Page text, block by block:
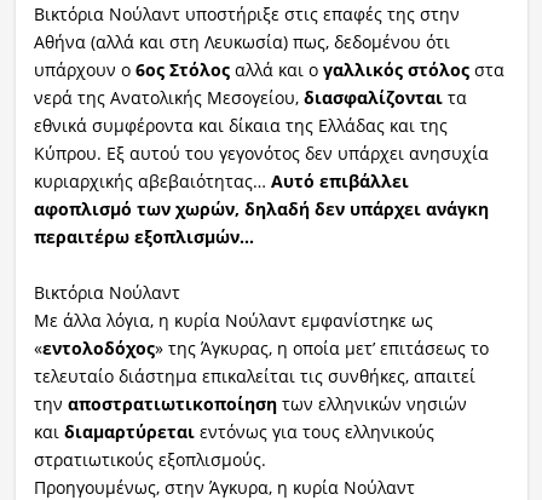
Βικτόρια Νούλαντ υποστήριξε στις επαφές της στην
Αθήνα (αλλά και στη Λευκωσία) πως, δεδομένου ότι
υπάρχουν ο 6ος Στόλοςαλλά και ο γαλλικός στόλοςστα
νερά της Ανατολικής Μεσογείου, διασφαλίζονταιτα
εθνικά συμφέροντα και δίκαια της Ελλάδας και της
Κύπρου. Εξ αυτού του γεγονότος δεν υπάρχει ανησυχία
κυριαρχικής αβεβαιότητας… Αυτό επιβάλλει
αφοπλισμό των χωρών, δηλαδή δεν υπάρχει ανάγκη
περαιτέρω εξοπλισμών…
Βικτόρια Νούλαντ
Με άλλα λόγια, η κυρία Νούλαντ εμφανίστηκε ως
«εντολοδόχος» της Άγκυρας, η οποία μετ’ επιτάσεως το
τελευταίο διάστημα επικαλείται τις συνθήκες, απαιτεί
την αποστρατιωτικοποίησητων ελληνικών νησιών
και διαμαρτύρεταιεντόνως για τους ελληνικούς
στρατιωτικούς εξοπλισμούς.
Προηγουμένως, στην Άγκυρα, η κυρία Νούλαντ